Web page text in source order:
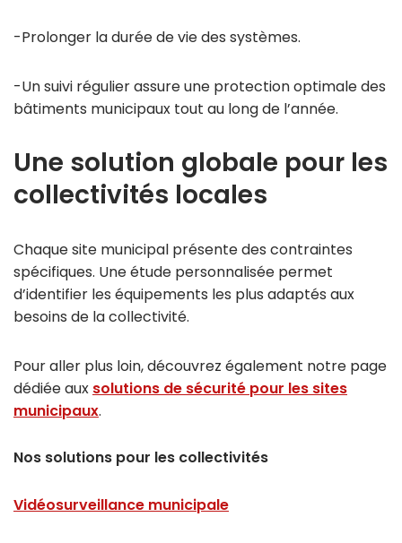
-Prolonger la durée de vie des systèmes.
-Un suivi régulier assure une protection optimale des
bâtiments municipaux tout au long de l’année.
Une solution globale pour les
collectivités locales
Chaque site municipal présente des contraintes
spécifiques. Une étude personnalisée permet
d’identifier les équipements les plus adaptés aux
besoins de la collectivité.
Pour aller plus loin, découvrez également notre page
dédiée aux solutions de sécurité pour les sites
municipaux.
Nos solutions pour les collectivités
Vidéosurveillance municipale